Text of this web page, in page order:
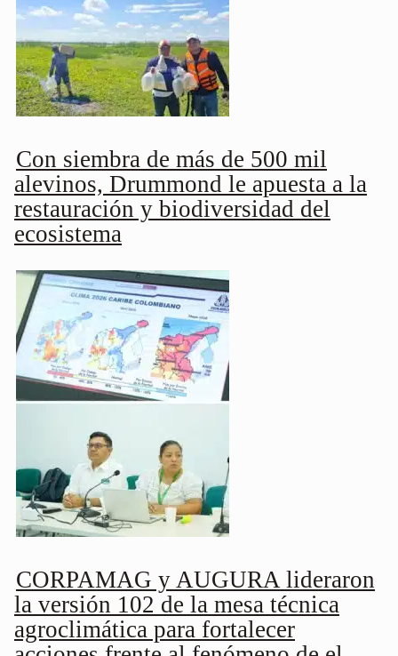
Con siembra de más de 500 mil
alevinos, Drummond le apuesta a la
restauración y biodiversidad del
ecosistema
CORPAMAG y AUGURA lideraron
la versión 102 de la mesa técnica
agroclimática para fortalecer